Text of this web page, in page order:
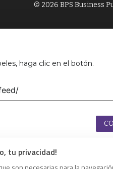
tu privacidad!
© 2026 BPS Business
haga clic en el botón.